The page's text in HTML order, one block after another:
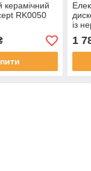
керамічний
RK0050
із
1